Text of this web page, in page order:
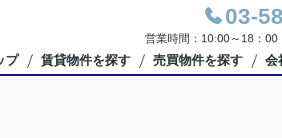
03-
営業時間：10:00～18：
プ 賃貸物件を探す 売買物件を探す 会